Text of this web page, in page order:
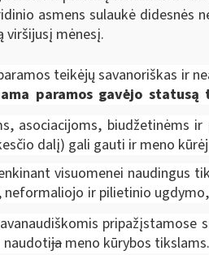
asmens sulaukė
viršijusį mėnesį.
teikėjų savanoriškas ir
paramos gavėjo statusą
asociacijoms, biudžetinėms
dalį) gali gauti ir meno
visuomenei naudingus
ir pilietinio
pripažįstamose
naudotija meno kūrybos tikslams.